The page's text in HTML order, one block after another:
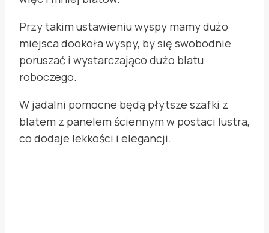
Przy takim ustawieniu wyspy mamy dużo
miejsca dookoła wyspy, by się swobodnie
poruszać i wystarczająco dużo blatu
roboczego.
W jadalni pomocne będą płytsze szafki z
blatem z panelem ściennym w postaci lustra,
co dodaje lekkości i elegancji.